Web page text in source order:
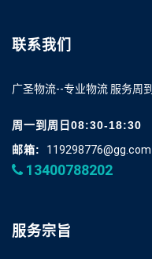
联系我们
广圣物流--专业物流 服务周到
周一到周日08:30-18:30
邮箱:
119298776@gg.com
13400788202
服务宗旨